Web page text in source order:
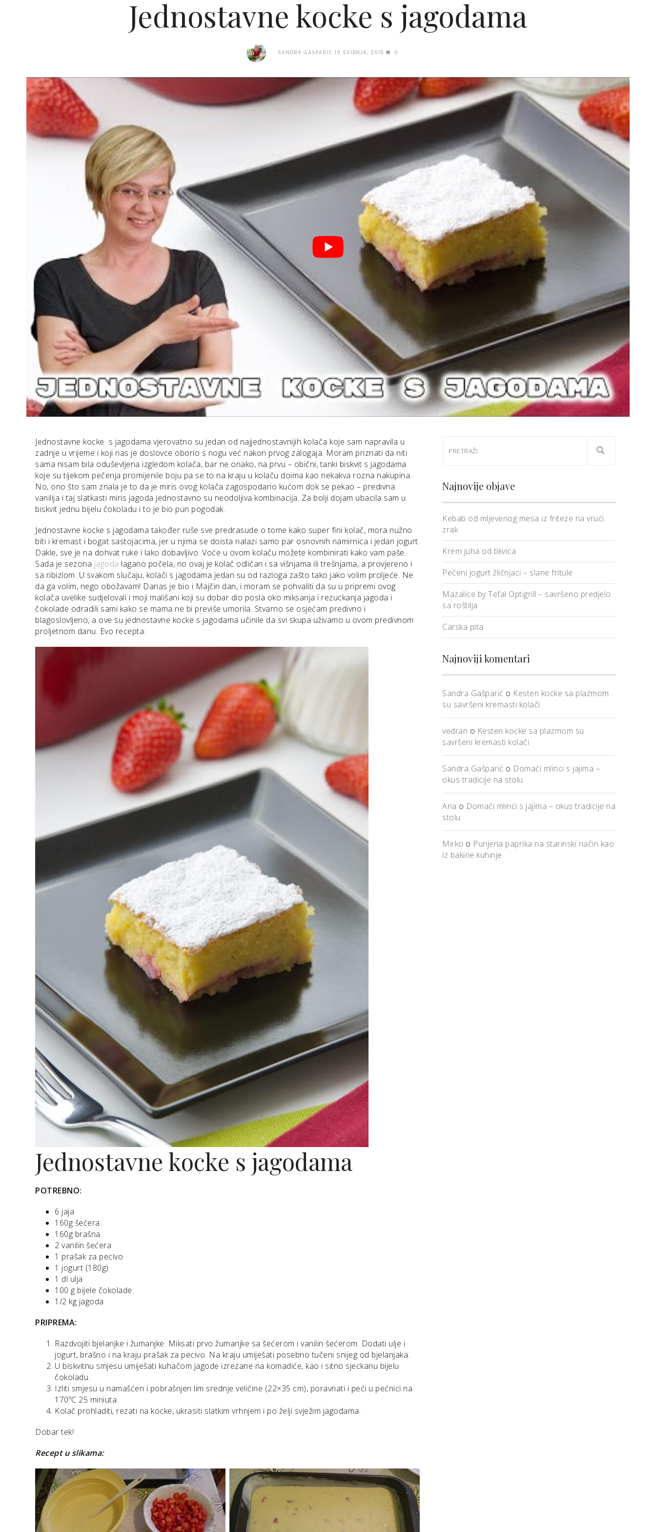
Jednostavne kocke s jagodama
SANDRA GAŠPARIĆ 10 SVIBNJA, 2015 0
Jednostavne kocke s jagodama vjerovatno su jedan od najjednostavnijih kolača koje sam napravila u
zadnje u vrijeme i koji nas je doslovce oborio s nogu već nakon prvog zalogaja. Moram priznati da niti
sama nisam bila oduševljena izgledom kolača, bar ne onako, na prvu – obični, tanki biskvit s jagodama
koje su tijekom pečenja promijenile boju pa se to na kraju u kolaču doima kao nekakva rozna nakupina.
No, ono što sam znala je to da je miris ovog kolača zagospodario kućom dok se pekao – predivna
vanilija i taj slatkasti miris jagoda jednostavno su neodoljiva kombinacija. Za bolji dojam ubacila sam u
biskvit jednu bijelu čokoladu i to je bio pun pogodak.
Jednostavne kocke s jagodama također ruše sve predrasude o tome kako super fini kolač, mora nužno
biti i kremast i bogat sastojacima, jer u njima se doista nalazi samo par osnovnih namirnica i jedan jogurt.
Dakle, sve je na dohvat ruke i lako dobavljivo. Voće u ovom kolaču možete kombinirati kako vam paše.
Sada je sezona jagoda lagano počela, no ovaj je kolač odličan i sa višnjama ili trešnjama, a provjereno i
sa ribizlom. U svakom slučaju, kolači s jagodama jedan su od razloga zašto tako jako volim proljeće. Ne
da ga volim, nego obožavam! Danas je bio i Majčin dan, i moram se pohvaliti da su u pripremi ovog
kolača uvelike sudjelovali i moji mališani koji su dobar dio posla oko miksanja i rezuckanja jagoda i
čokolade odradili sami kako se mama ne bi previše umorila. Stvarno se osjećam predivno i
blagoslovljeno, a ove su jednostavne kocke s jagodama učinile da svi skupa uživamo u ovom predivnom
proljetnom danu. Evo recepta:
Jednostavne kocke s jagodama
POTREBNO:
6 jaja
160g šećera
160g brašna
2 vanilin šećera
1 prašak za pecivo
1 jogurt (180g)
1 dl ulja
100 g bijele čokolade
1/2 kg jagoda
PRIPREMA:
Razdvojiti bjelanjke i žumanjke. Miksati prvo žumanjke sa šećerom i vanilin šećerom. Dodati ulje i
jogurt, brašno i na kraju prašak za pecivo. Na kraju umiješati posebno tučeni snijeg od bjelanjaka.
U biskvitnu smjesu umiješati kuhačom jagode izrezane na komadiće, kao i sitno sjeckanu bijelu
čokoladu.
Izliti smjesu u namašćen i pobrašnjen lim srednje veličine (22×35 cm), poravnati i peći u pećnici na
170ºC 25 miniuta.
Kolač prohladiti, rezati na kocke, ukrasiti slatkim vrhnjem i po želji svježim jagodama.
Dobar tek!
Recept u slikama:
Najnovije objave
Kebab od mljevenog mesa iz friteze na vrući
zrak
Krem juha od tikvica
Pečeni jogurt žličnjaci – slane fritule
Mazalice by Tefal Optigrill – savršeno predjelo
sa roštilja
Carska pita
Najnoviji komentari
Sandra Gašparić o Kesten kocke sa plazmom
su savršeni kremasti kolači
vedran o Kesten kocke sa plazmom su
savršeni kremasti kolači
Sandra Gašparić o Domaći mlinci s jajima –
okus tradicije na stolu
Ana o Domaći mlinci s jajima – okus tradicije na
stolu
Mirko o Punjena paprika na starinski način kao
iz bakine kuhinje